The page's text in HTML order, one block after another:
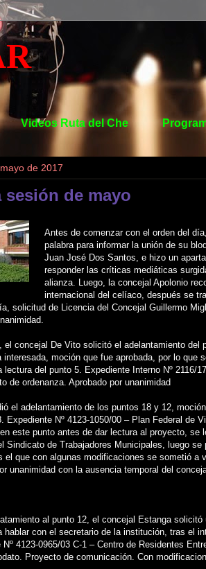
Videos Ruta del Che
de 2017
sesión de mayo
Antes de comenzar con el orden del
palabra para informar la unión de su
Juan José Dos Santos, e hizo un
responder las críticas mediáticas
alianza. Luego, la concejal Apolonio
internacional del celíaco, después se
solicitud de Licencia del Concejal Guillermo
el concejal De Vito solicitó el adelantamiento del
interesada, moción que fue aprobada, por lo que
lectura del punto 5. Expediente Interno Nº 2116/
de ordenanza. Aprobado por unanimidad
el adelantamiento de los puntos 18 y 12,
Expediente Nº 4123-1050/00 – Plan Federal de
este punto antes de dar lectura al proyecto, se
Sindicato de Trabajadores Municipales, luego se
el que con algunas modificaciones se sometió a
unanimidad con la ausencia temporal del
al punto 12, el concejal Estanga solicitó
hablar con el secretario de la institución, tras el
Nº 4123-0965/03 C-1 – Centro de Residentes
Proyecto de comunicación. Con